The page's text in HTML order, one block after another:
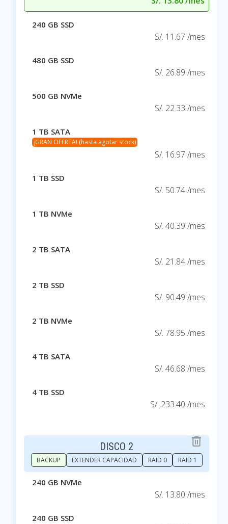
240 GB SSD
S/. 11.67 /mes
480 GB SSD
S/. 26.89 /mes
500 GB NVMe
S/. 22.33 /mes
1 TB SATA
¡GRAN OFERTA! (hasta agotar stock)
S/. 16.97 /mes
1 TB SSD
S/. 50.74 /mes
1 TB NVMe
S/. 40.39 /mes
2 TB SATA
S/. 21.84 /mes
2 TB SSD
S/. 90.49 /mes
2 TB NVMe
S/. 78.95 /mes
4 TB SATA
S/. 46.68 /mes
4 TB SSD
S/. 233.40 /mes
DISCO 2
BACKUP EXTENDER CAPACIDAD RAID 0 RAID 1
240 GB NVMe
S/. 13.80 /mes
240 GB SSD